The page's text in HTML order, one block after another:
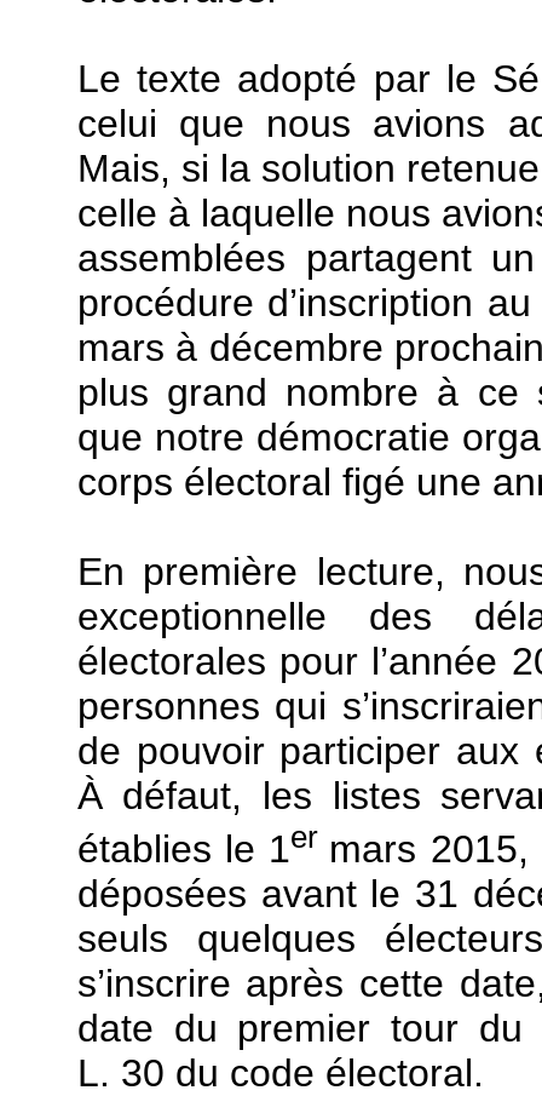
Le texte adopté par le
celui que nous avions
Mais, si la solution
celle à laquelle nous
assemblées partagent
procédure d’inscription
mars à décembre
plus grand nombre à ce
que notre démocratie
corps électoral figé une
En première lecture,
exceptionnelle des
électorales pour l’année
personnes qui
de pouvoir participer aux
À défaut, les listes
établies le 1er mars 2015,
déposées avant le 31
seuls quelques
s’inscrire après cette
date du premier tour du
L. 30 du code électoral.